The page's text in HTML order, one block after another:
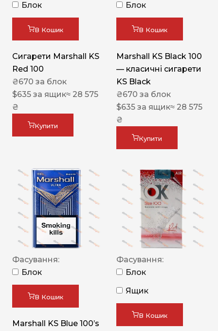
Блок
В Кошик
Сигарети Marshall KS
Red 100
₴670 за блок
$635 за ящик≈ 28 575
₴
Купити
Блок
В Кошик
Marshall KS Black 100
— класичні сигарети
KS Black
₴670 за блок
$635 за ящик≈ 28 575
₴
Купити
Фасування:
Блок
В Кошик
Marshall KS Blue 100’s
Фасування:
Блок
Ящик
В Кошик